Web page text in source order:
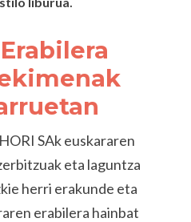
SAk euskararen
eta laguntza
herri erakunde eta
erabilera hainbat